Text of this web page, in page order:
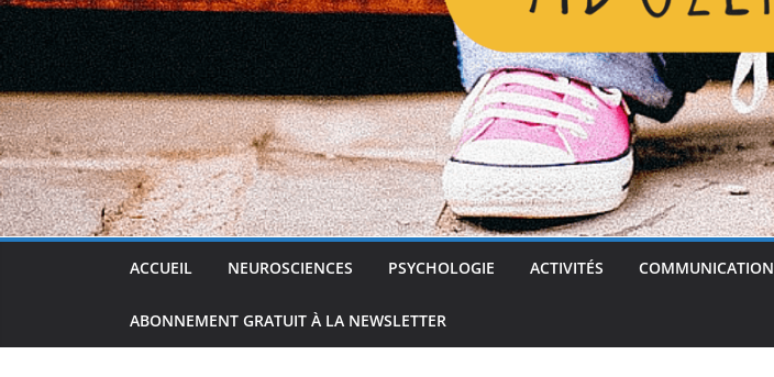
ACCUEIL NEUROSCIENCES PSYCHOLOGIE ACTIVITÉS COMMUNICATION
ABONNEMENT GRATUIT À LA NEWSLETTER